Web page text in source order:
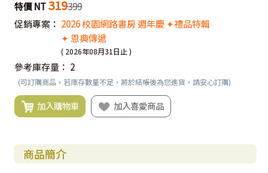
特價 NT 319399
促銷專案： 2026 校園網路書房 週年慶 ✦禮品特輯
✦ 恩典傳遞
( 2026年08月31日止 )
參考庫存量： 2
(可訂購商品，若庫存數量不足，將於結帳後為您進貨，請安心訂購)
加入購物車 加入喜愛商品
商品簡介